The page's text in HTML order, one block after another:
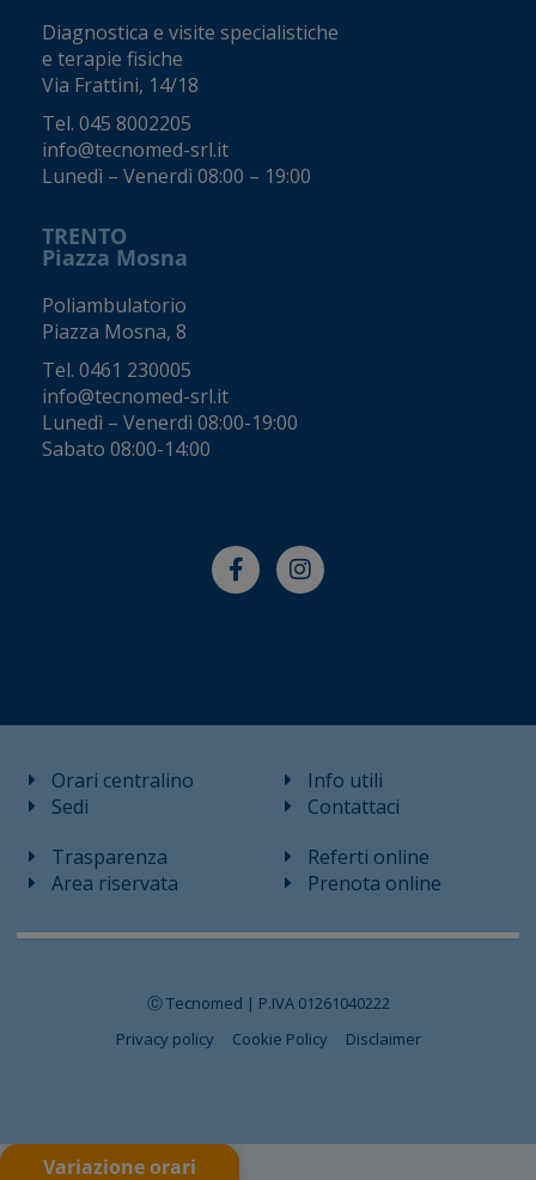
Diagnostica e visite specialistiche
e terapie fisiche
Via Frattini, 14/18
Tel. 045 8002205
info@tecnomed-srl.it
Lunedì – Venerdì 08:00 – 19:00
TRENTO
Piazza Mosna
Poliambulatorio
Piazza Mosna, 8
Tel. 0461 230005
info@tecnomed-srl.it
Lunedì – Venerdì 08:00-19:00
Sabato 08:00-14:00
Orari centralino
Sedi
Info utili
Contattaci
Trasparenza
Area riservata
Referti online
Prenota online
Ⓒ Tecnomed | P.IVA 01261040222
Privacy policy
Cookie Policy Disclaimer
Variazione orari